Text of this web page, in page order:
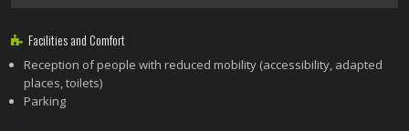
Facilities and Comfort
Reception of people with reduced mobility (accessibility, adapted
places, toilets)
Parking